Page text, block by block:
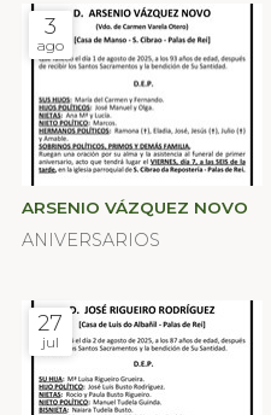
3
ago
ARSENIO VÁZQUEZ NOVO
ANIVERSARIOS
27
jul